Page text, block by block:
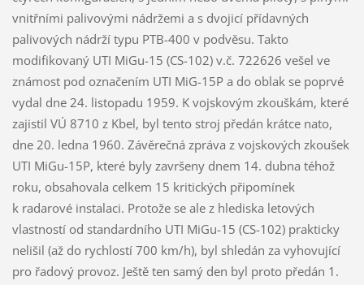
vnitřními palivovými nádržemi a s dvojicí přídavných
palivových nádrží typu PTB-400 v podvěsu. Takto
modifikovaný UTI MiGu-15 (CS-102) v.č. 722626 vešel ve
známost pod označením UTI MiG-15P a do oblak se poprvé
vydal dne 24. listopadu 1959. K vojskovým zkouškám, které
zajistil VÚ 8710 z Kbel, byl tento stroj předán krátce nato,
dne 20. ledna 1960. Závěrečná zpráva z vojskových zkoušek
UTI MiGu-15P, které byly završeny dnem 14. dubna téhož
roku, obsahovala celkem 15 kritických připomínek
k radarové instalaci. Protože se ale z hlediska letových
vlastností od standardního UTI MiGu-15 (CS-102) prakticky
nelišil (až do rychlostí 700 km/h), byl shledán za vyhovující
pro řadový provoz. Ještě ten samý den byl proto předán 1.